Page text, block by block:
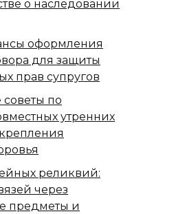
о наследовании
оформления
для защиты
прав супругов
советы по
утренних
реликвий:
через
предметы и